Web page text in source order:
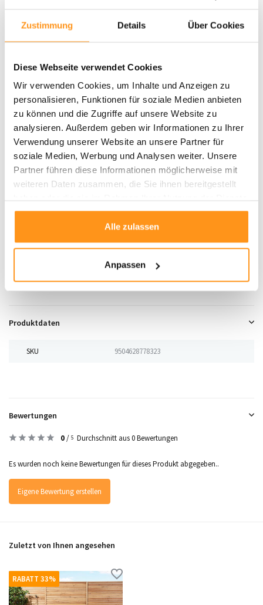
Zustimmung Details Über Cookies
Diese Webseite verwendet Cookies
Wir verwenden Cookies, um Inhalte und Anzeigen zu
personalisieren, Funktionen für soziale Medien anbieten
zu können und die Zugriffe auf unsere Website zu
analysieren. Außerdem geben wir Informationen zu Ihrer
Verwendung unserer Website an unsere Partner für
soziale Medien, Werbung und Analysen weiter. Unsere
Partner führen diese Informationen möglicherweise mit
weiteren Daten zusammen, die Sie ihnen bereitgestellt
gesammelt haben.
Alle zulassen
Anpassen
Schadstoffgeprüft, pflegeleicht und strapazierfähig
Erhältlich in verschiedenen Farben, Designs und Größen
Verfügbare Größen
80 x 150 cm
120 x 170 cm
160 x 230 cm
200 x 290 cm
sich schnell legen. Ein erneutes Aufrollen in entgegengesetzter Richtung
Der Terrazo Wendeteppichist die ideale Wahl für jeden Raum – ob
Wohnzimmer, Balkon oder Terrasse. Bestellen Sie jetzt und genießen Sie
Produktdaten
SKU 9504628778323
Bewertungen
0/ 5 Durchschnitt aus 0 Bewertungen
Es wurden noch keine Bewertungen für dieses Produkt abgegeben..
Eigene Bewertung erstellen
Zuletzt von Ihnen angesehen
RABATT 33%